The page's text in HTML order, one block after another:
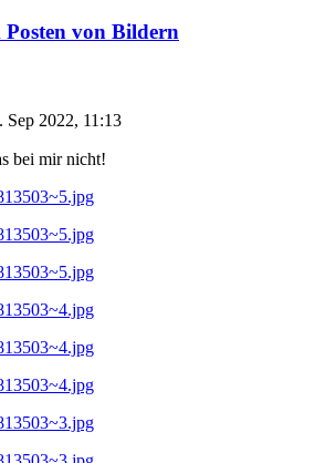
Posten von Bildern
Sep 2022, 11:13
bei mir nicht!